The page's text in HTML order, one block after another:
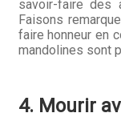
savoir-faire des
Faisons
faire honneur en
mandolines sont
4. Mourir